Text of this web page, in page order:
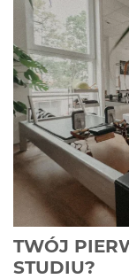
TWÓJ
STUDIU?